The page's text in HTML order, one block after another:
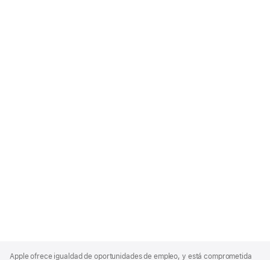
Footer
Apple ofrece igualdad de oportunidades de empleo, y está comprometida